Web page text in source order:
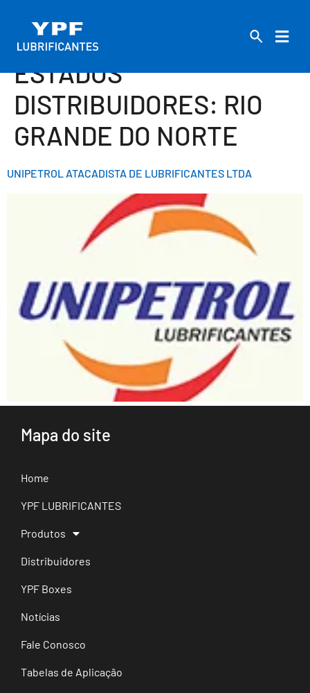
ESTADOS
DISTRIBUIDORES: RIO
GRANDE DO NORTE
UNIPETROL ATACADISTA DE LUBRIFICANTES LTDA
Mapa do site
Home
YPF LUBRIFICANTES
Produtos
Distribuidores
YPF Boxes
Notícias
Fale Conosco
Tabelas de Aplicação